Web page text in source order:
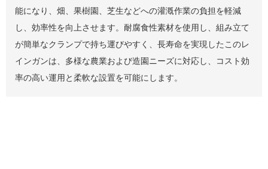
能になり、畑、果樹園、芝生などへの灌漑作業の負担を軽減
し、効率性を向上させます。耐腐食性素材を使用し、組み立て
が簡単なクランプで持ち運びやすく、長寿命を実現したこのレ
インガンは、多様な農業および造園ニーズに対応し、コスト効
率の高い運用と柔軟な設置を可能にします。